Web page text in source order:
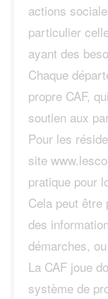
actions
particulier
ayant des
Chaque
propre CAF,
soutien aux
Pour les
site
pratique pour
Cela peut
des
démarches,
La CAF joue
système de